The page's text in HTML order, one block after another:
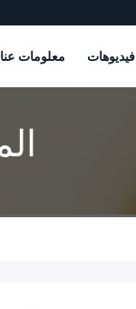
فيديوهات معلومات